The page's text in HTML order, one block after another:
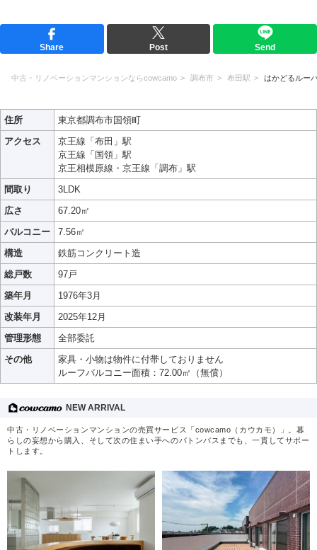
Share Post Send
中古・リノベーションマンションならcowcamo 調布市 布田駅 はかどるルー
住所
東京都調布市国領町
アクセス
京王線「布田」駅
京王線「国領」駅
京王相模原線・京王線「調布」駅
間取り
3LDK
広さ
67.20㎡
バルコニー
7.56㎡
構造
鉄筋コンクリート造
総戸数
97戸
築年月
1976年3月
改装年月
2025年12月
管理形態
全部委託
その他
家具・小物は物件に付帯しておりません
ルーフバルコニー面積：72.00㎡（無償）
NEW ARRIVAL
中古・リノベーションマンションの売買サービス「cowcamo（カウカモ）」。暮
らしの妄想から購入、そして次の住まい手へのバトンパスまでも、一貫してサポー
トします。